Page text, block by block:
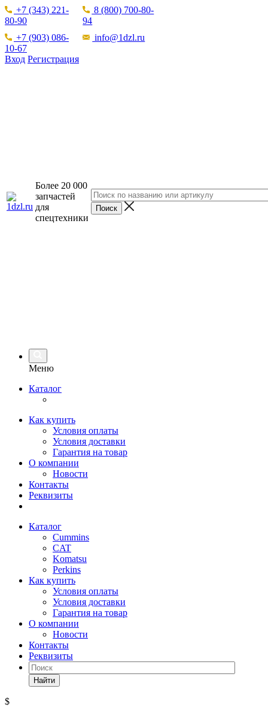
+7 (343) 221-
80-90
8 (800) 700-80-
94
+7 (903) 086-
10-67
info@1dzl.ru
Вход Регистрация
Более 20 000
запчастей
для
спецтехники
Меню
Каталог
Как купить
Условия оплаты
Условия доставки
Гарантия на товар
О компании
Новости
Контакты
Реквизиты
Каталог
Cummins
CAT
Komatsu
Perkins
Как купить
Условия оплаты
Условия доставки
Гарантия на товар
О компании
Новости
Контакты
Реквизиты
Найти
$